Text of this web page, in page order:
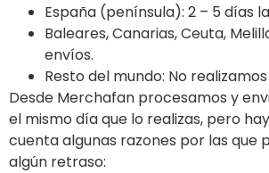
España (península): 2 – 5 días
Baleares, Canarias, Ceuta,
envíos.
Resto del mundo: No
Desde Merchafan procesamos y
el mismo día que lo realizas, pero
cuenta algunas razones por las que
algún retraso: